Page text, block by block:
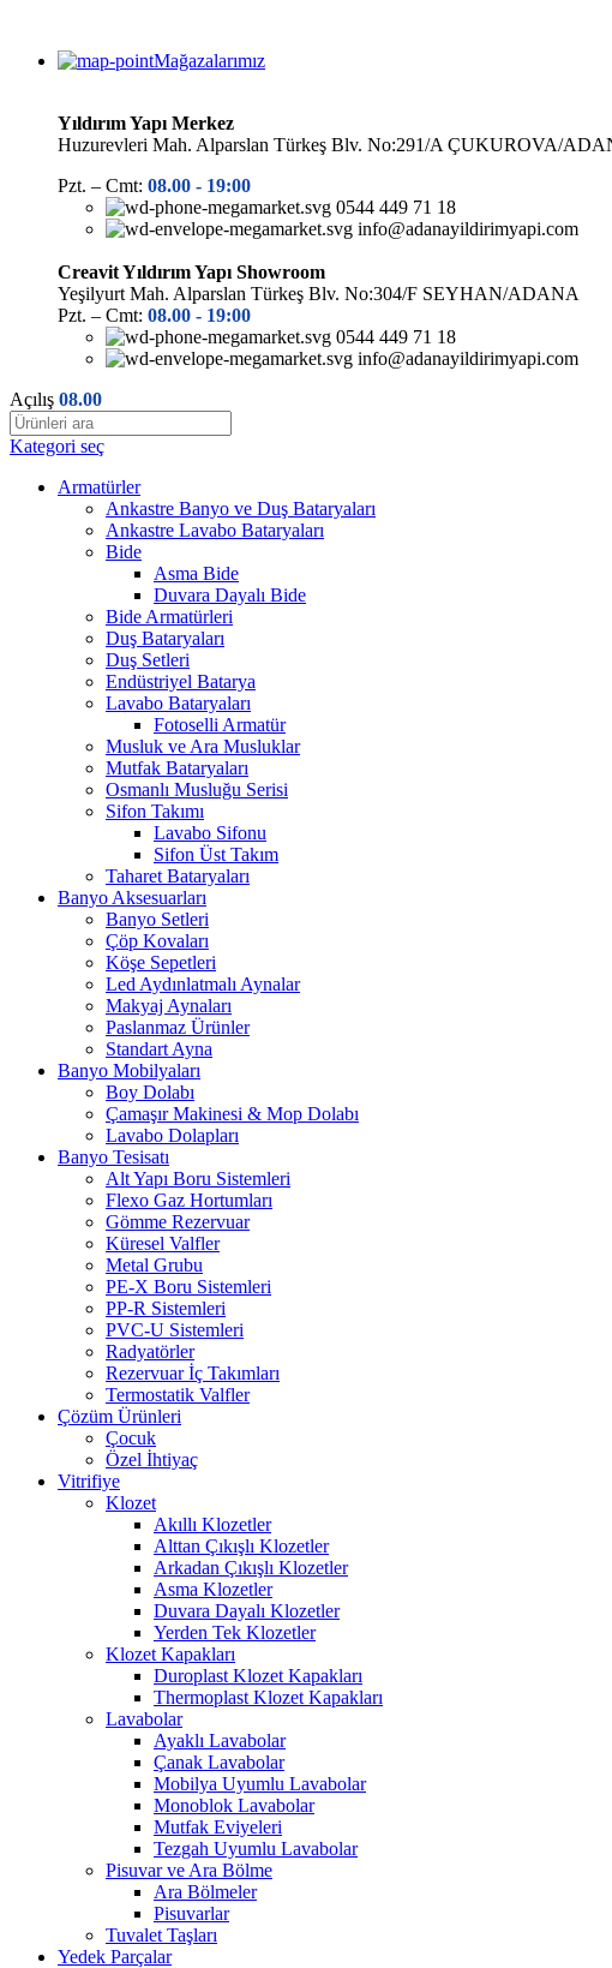
Mağazalarımız
Yıldırım Yapı Merkez
Huzurevleri Mah. Alparslan Türkeş Blv. No:291/A ÇUKUROVA/
Pzt. – Cmt: 08.00 - 19:00
0544 449 71 18
info@adanayildirimyapi.com
Creavit Yıldırım Yapı Showroom
Yeşilyurt Mah. Alparslan Türkeş Blv. No:304/F SEYHAN/ADANA
Pzt. – Cmt: 08.00 - 19:00
0544 449 71 18
info@adanayildirimyapi.com
Açılış 08.00
Kategori seç
Armatürler
Ankastre Banyo ve Duş Bataryaları
Ankastre Lavabo Bataryaları
Bide
Asma Bide
Duvara Dayalı Bide
Bide Armatürleri
Duş Bataryaları
Duş Setleri
Endüstriyel Batarya
Lavabo Bataryaları
Fotoselli Armatür
Musluk ve Ara Musluklar
Mutfak Bataryaları
Osmanlı Musluğu Serisi
Sifon Takımı
Lavabo Sifonu
Sifon Üst Takım
Taharet Bataryaları
Banyo Aksesuarları
Banyo Setleri
Çöp Kovaları
Köşe Sepetleri
Led Aydınlatmalı Aynalar
Makyaj Aynaları
Paslanmaz Ürünler
Standart Ayna
Banyo Mobilyaları
Boy Dolabı
Çamaşır Makinesi & Mop Dolabı
Lavabo Dolapları
Banyo Tesisatı
Alt Yapı Boru Sistemleri
Flexo Gaz Hortumları
Gömme Rezervuar
Küresel Valfler
Metal Grubu
PE-X Boru Sistemleri
PP-R Sistemleri
PVC-U Sistemleri
Radyatörler
Rezervuar İç Takımları
Termostatik Valfler
Çözüm Ürünleri
Çocuk
Özel İhtiyaç
Vitrifiye
Klozet
Akıllı Klozetler
Alttan Çıkışlı Klozetler
Arkadan Çıkışlı Klozetler
Asma Klozetler
Duvara Dayalı Klozetler
Yerden Tek Klozetler
Klozet Kapakları
Duroplast Klozet Kapakları
Thermoplast Klozet Kapakları
Lavabolar
Ayaklı Lavabolar
Çanak Lavabolar
Mobilya Uyumlu Lavabolar
Monoblok Lavabolar
Mutfak Eviyeleri
Tezgah Uyumlu Lavabolar
Pisuvar ve Ara Bölme
Ara Bölmeler
Pisuvarlar
Tuvalet Taşları
Yedek Parçalar